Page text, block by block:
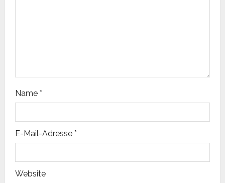
Name *
E-Mail-Adresse *
Website